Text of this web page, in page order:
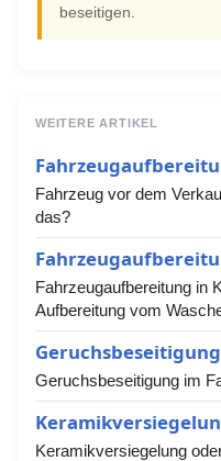
beseitigen.
WEITERE ARTIKEL
Fahrzeug vor dem
das?
Fahrzeugaufbereitung in
Aufbereitung vom
Geruchsbeseitigung
Geruchsbeseitigung im
Keramikversiegelung